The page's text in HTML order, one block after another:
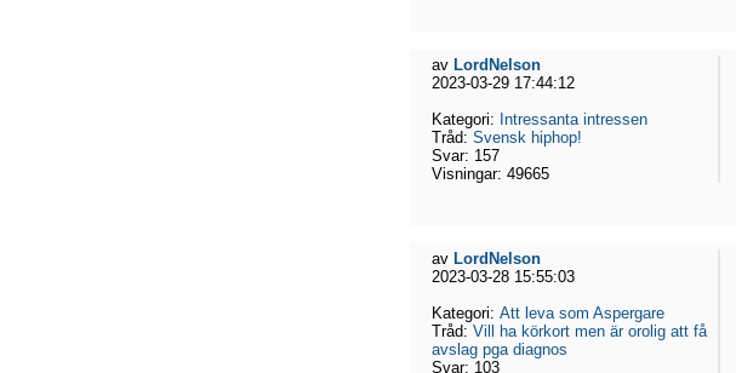
av LordNelson
2023-03-29 17:44:12
Kategori: Intressanta intressen
Tråd: Svensk hiphop!
Svar: 157
Visningar: 49665
av LordNelson
2023-03-28 15:55:03
Kategori: Att leva som Aspergare
Tråd: Vill ha körkort men är orolig att få
avslag pga diagnos
Svar: 103